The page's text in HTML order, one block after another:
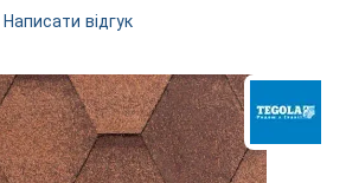
Написати відгук